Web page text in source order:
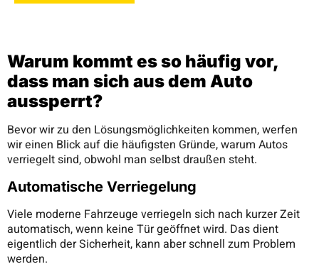
Warum kommt es so häufig vor,
dass man sich aus dem Auto
aussperrt?
Bevor wir zu den Lösungsmöglichkeiten kommen, werfen
wir einen Blick auf die häufigsten Gründe, warum Autos
verriegelt sind, obwohl man selbst draußen steht.
Automatische Verriegelung
Viele moderne Fahrzeuge verriegeln sich nach kurzer Zeit
automatisch, wenn keine Tür geöffnet wird. Das dient
eigentlich der Sicherheit, kann aber schnell zum Problem
werden.